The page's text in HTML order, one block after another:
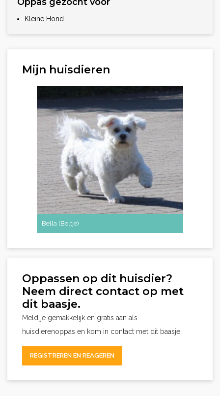
Kleine Hond
Mijn huisdieren
Bella (Beltje)
Oppassen op dit huisdier?
Neem direct contact op met
dit baasje.
Meld je gemakkelijk en gratis aan als
huisdierenoppas en kom in contact met dit baasje.
REGISTREREN EN REAGEREN